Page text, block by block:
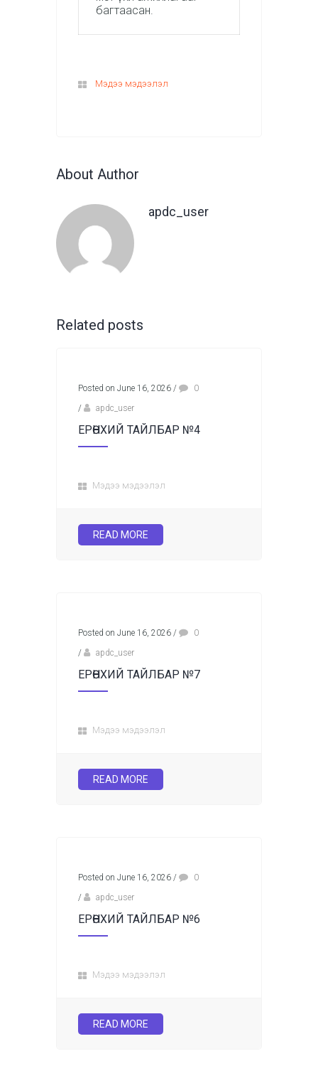
багтаасан.
Мэдээ мэдээлэл
About Author
apdc_user
Related posts
Posted on June 16, 2026 /
0
/
apdc_user
ЕРӨНХИЙ ТАЙЛБАР №4
Мэдээ мэдээлэл
READ MORE
Posted on June 16, 2026 /
0
/
apdc_user
ЕРӨНХИЙ ТАЙЛБАР №7
Мэдээ мэдээлэл
READ MORE
Posted on June 16, 2026 /
0
/
apdc_user
ЕРӨНХИЙ ТАЙЛБАР №6
Мэдээ мэдээлэл
READ MORE